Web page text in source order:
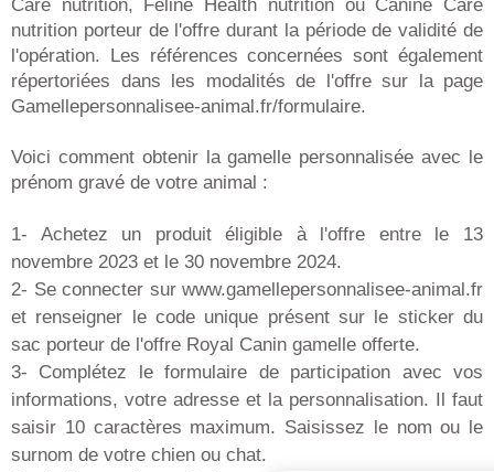
Care nutrition, Feline Health nutrition ou Canine Care
nutrition porteur de l'offre durant la période de validité de
l'opération. Les références concernées sont également
répertoriées dans les modalités de l'offre sur la page
Gamellepersonnalisee-animal.fr/formulaire.
Voici comment obtenir la gamelle personnalisée avec le
prénom gravé de votre animal :
1- Achetez un produit éligible à l'offre entre le 13
novembre 2023 et le 30 novembre 2024.
2- Se connecter sur www.gamellepersonnalisee-animal.fr
et renseigner le code unique présent sur le sticker du
sac porteur de l'offre Royal Canin gamelle offerte.
3- Complétez le formulaire de participation avec vos
informations, votre adresse et la personnalisation. Il faut
saisir 10 caractères maximum. Saisissez le nom ou le
surnom de votre chien ou chat.